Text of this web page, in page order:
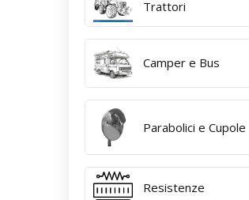
Trattori
Camper e Bus
Parabolici e Cupole
Resistenze